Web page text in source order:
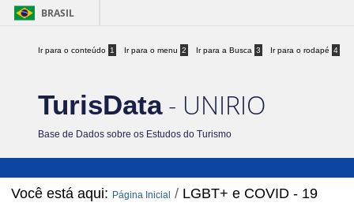
BRASIL
Ir para o conteúdo 1 Ir para o menu 2 Ir para a Busca 3 Ir para o rodapé 4
TurisData- UNIRIO
Base de Dados sobre os Estudos do Turismo
Você está aqui: Página Inicial / LGBT+ e COVID - 19